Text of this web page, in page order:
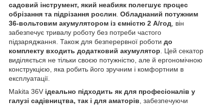
садовий інструмент, який неабияк полегшує процес
обрізання та підрізання рослин Обладнаний потужним
36-вольтовим акумулятором із ємністю 2 А/год , він
забезпечує тривалу роботу без потреби частого
підзаряджання. Також для безперервної роботи до
комплекту входить додатковий акумулятор . Цей секатор
виділяється не тільки своєю потужністю, але й ергономічною
конструкцією, яка робить його зручним і комфортним в
експлуатації.
Makita 36V ідеально підходить як для професіоналів у
галузі садівництва, так і для аматорів , забезпечуючи